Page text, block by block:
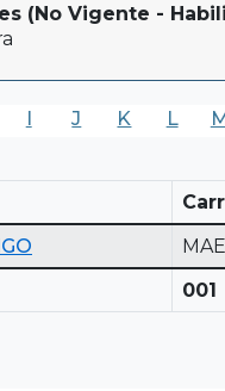
(No Vigente -
I J K L
001